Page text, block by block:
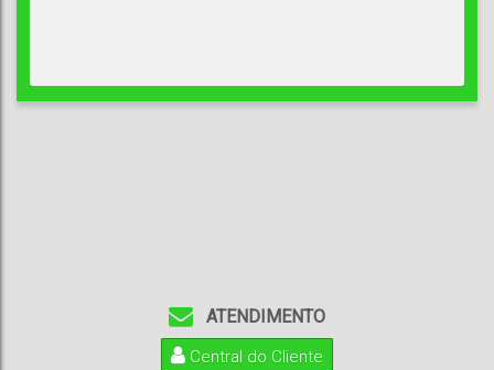
ATENDIMENTO
Central do Cliente